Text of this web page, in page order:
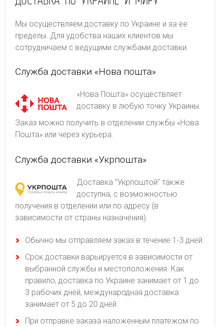
Мы осуществляем доставку по Украине и за ее
пределы. Для удобства наших клиентов мы
сотрудничаем с ведущими службами доставки.
Служба доставки «Нова пошта»
«Нова Пошта» осуществляет
доставку в любую точку Украины.
Заказ можно получить в отделении службы «Нова
Пошта» или через курьера.
Служба доставки «Укрпошта»
Доставка "Укрпоштой" также
доступна, с возможностью
получения в отделении или по адресу (в
зависимости от страны назначения).
Обычно мы отправляем заказ в течение 1-3 дней.
Срок доставки варьируется в зависимости от
выбранной службы и местоположения. Как
правило, доставка по Украине занимает от 1 до
3 рабочих дней, международная доставка
занимает от 5 до 20 дней.
При отправке заказа наложенным платежом по